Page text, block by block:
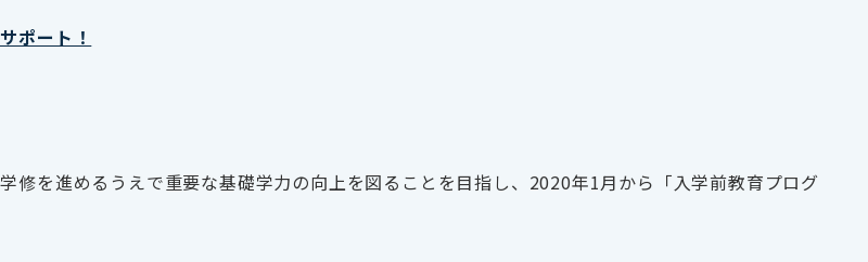
ポート！
を進めるうえで重要な基礎学力の向上を図ることを目指し、 2020年1月から「入学前教育プログ